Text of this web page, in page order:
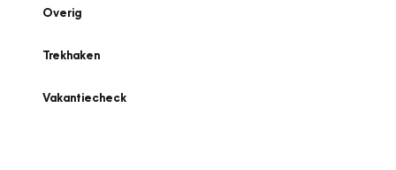
Overig
Trekhaken
Vakantiecheck